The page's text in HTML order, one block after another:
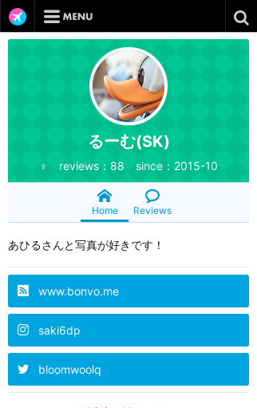
るーむ(SK)
♀ reviews：88 since：2015-10
Home Reviews
あひるさんと写真が好きです！
www.bonvo.me
saki6dp
bloomwoolq